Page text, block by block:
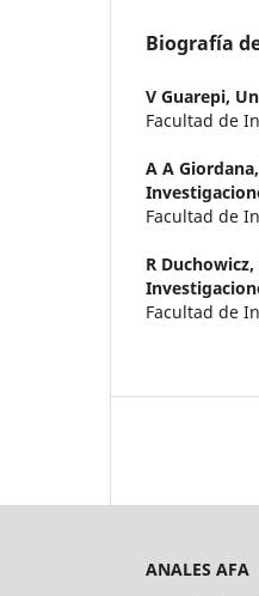
Biografía
V Guarepi,
Facultad de
A A Giordana,
Facultad de
R Duchowicz,
Facultad de
ANALES AFA